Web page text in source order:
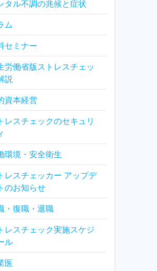
タル不調の兆候と症状
ム
セミナー
労働省版ストレスチェッ
説
資本経営
レスチェックのセキュリ
環境・安全衛生
レスチェッカー アップデ
のお知らせ
・復職・退職
レスチェック実施スケジ
ル
医